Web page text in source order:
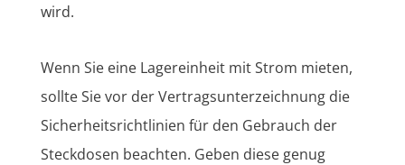
wird.
Wenn Sie eine Lagereinheit mit Strom mieten,
sollte Sie vor der Vertragsunterzeichnung die
Sicherheitsrichtlinien für den Gebrauch der
Steckdosen beachten. Geben diese genug